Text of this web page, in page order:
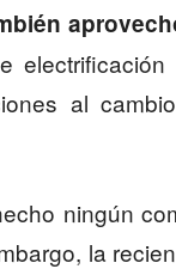
al
ningún
la